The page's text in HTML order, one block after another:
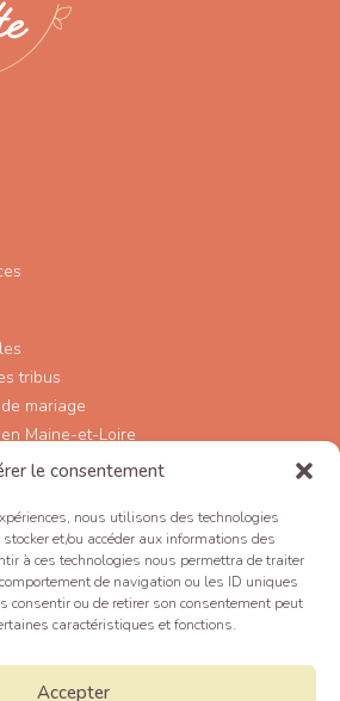
le consentement
nous utilisons des technologies
et/ou accéder aux informations des
à ces technologies nous permettra de traiter
de navigation ou les ID uniques
consentir ou de retirer son consentement peut
caractéristiques et fonctions.
Accepter
tribus
mariage
Maine-et-Loire